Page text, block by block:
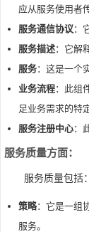
应从服务使用者
服务通信协议：
服务描述：它解
服务：这是一个
业务流程：此组
足业务需求的特
服务注册中心：
服务质量方面：
服务质量包括：
策略：它是一组
服务。